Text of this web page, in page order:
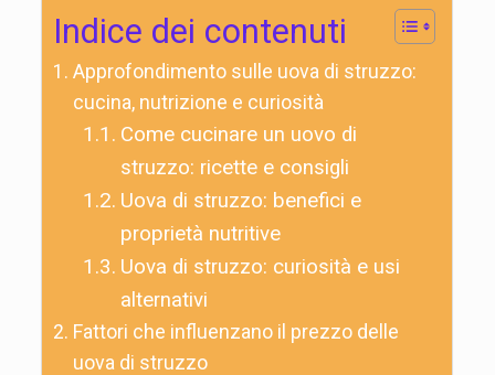
Indice dei contenuti
Approfondimento sulle uova di struzzo:
cucina, nutrizione e curiosità
Come cucinare un uovo di
struzzo: ricette e consigli
Uova di struzzo: benefici e
proprietà nutritive
Uova di struzzo: curiosità e usi
alternativi
Fattori che influenzano il prezzo delle
uova di struzzo